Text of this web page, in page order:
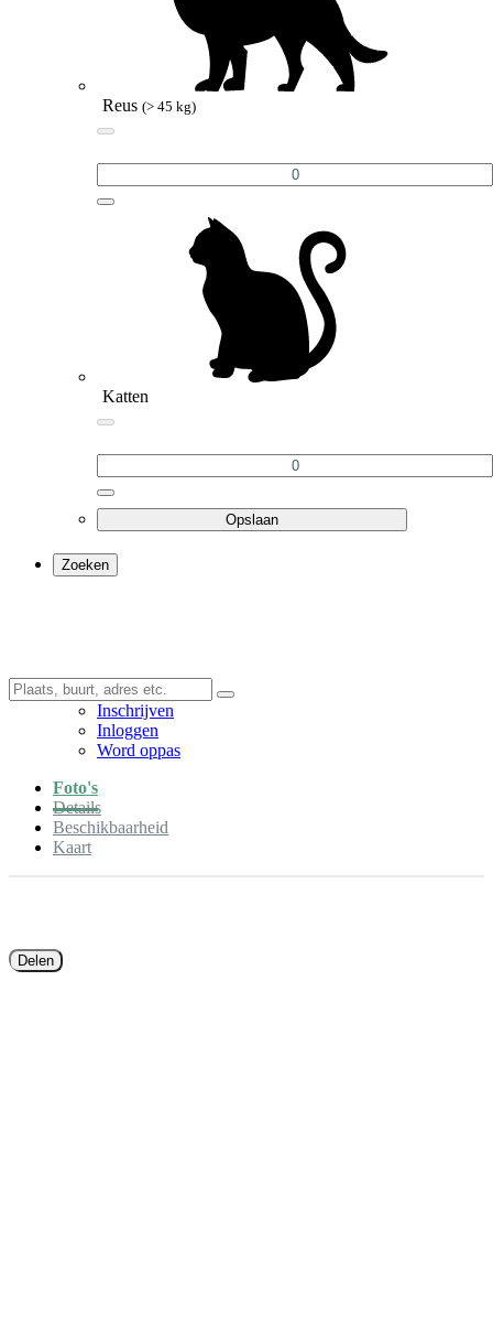
Reus (> 45 kg)
Katten
Opslaan
Zoeken
Inschrijven
Inloggen
Word oppas
Foto's
Details
Beschikbaarheid
Kaart
Delen